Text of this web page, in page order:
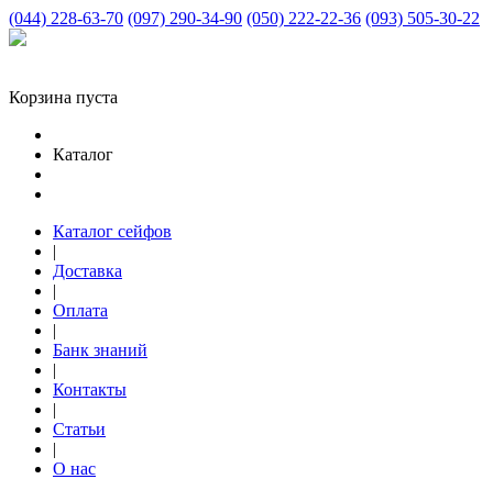
(044) 228-63-70 (097) 290-34-90 (050) 222-22-36 (093) 505-30-22
Корзина пуста
Каталог
Каталог сейфов
|
Доставка
|
Оплата
|
Банк знаний
|
Контакты
|
Статьи
|
О нас